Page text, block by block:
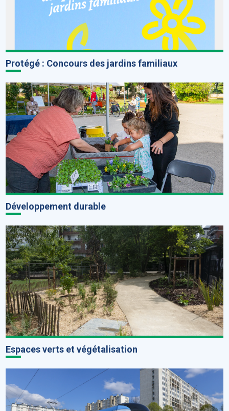
Protégé : Concours des jardins familiaux
Développement durable
Espaces verts et végétalisation